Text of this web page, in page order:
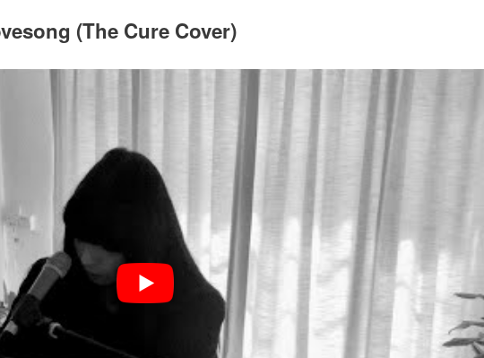
(The Cure Cover)